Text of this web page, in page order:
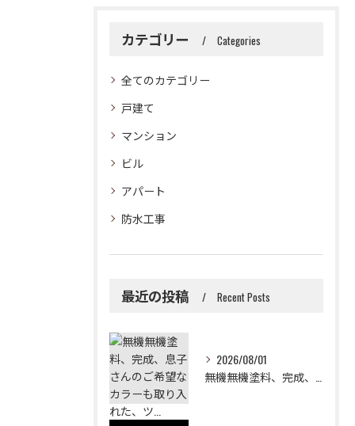
カテゴリー Categories
全てのカテゴリー
戸建て
マンション
ビル
アパート
防水工事
最近の投稿 Recent Posts
2026/08/01
無機無機塗料、完成、息子さんのご希望なカラーも取り入れた、ツ...